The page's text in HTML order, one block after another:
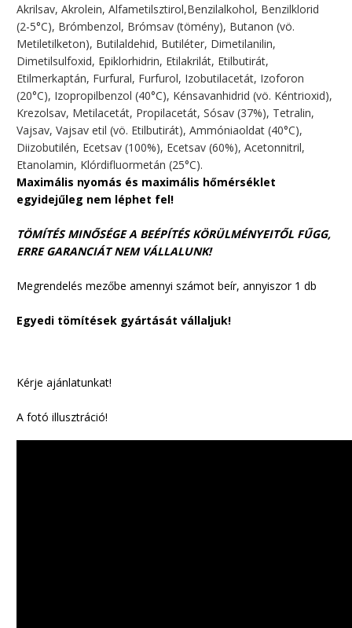
Akrilsav, Akrolein, Alfametilsztirol,Benzilalkohol, Benzilklorid
(2-5°C), Brómbenzol, Brómsav (tömény), Butanon (vö.
Metiletilketon), Butilaldehid, Butiléter, Dimetilanilin,
Dimetilsulfoxid, Epiklorhidrin, Etilakrilát, Etilbutirát,
Etilmerkaptán, Furfural, Furfurol, Izobutilacetát, Izoforon
(20°C), Izopropilbenzol (40°C), Kénsavanhidrid (vö. Kéntrioxid),
Krezolsav, Metilacetát, Propilacetát, Sósav (37%), Tetralin,
Vajsav, Vajsav etil (vö. Etilbutirát), Ammóniaoldat (40°C),
Diizobutilén, Ecetsav (100%), Ecetsav (60%), Acetonnitril,
Etanolamin, Klórdifluormetán (25°C).
Maximális nyomás és maximális hőmérséklet
egyidejűleg nem léphet fel!
TÖMÍTÉS MINŐSÉGE A BEÉPÍTÉS KÖRÜLMÉNYEITŐL FŰGG,
ERRE GARANCIÁT NEM VÁLLALUNK!
Megrendelés mezőbe amennyi számot beír, annyiszor 1 db
Egyedi tömítések gyártását vállaljuk!
Kérje ajánlatunkat!
A fotó illusztráció!